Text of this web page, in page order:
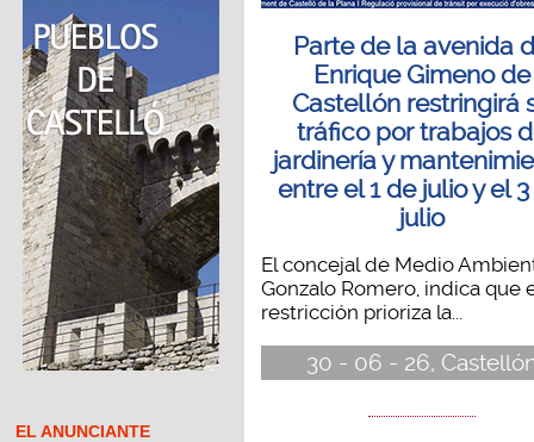
EL ANUNCIANTE
Parte de la avenida
Enrique Gimeno de
Castellón restringirá
tráfico por trabajos
jardinería y
entre el 1 de julio y el
julio
El concejal de Medio
Gonzalo Romero, indica que
restricción prioriza la...
30 - 06 - 26,